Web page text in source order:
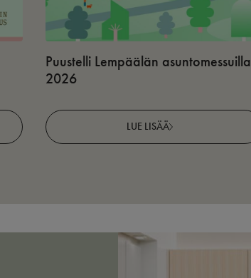
Puustelli Lempäälän asuntomessuilla
2026
LUE LISÄÄ